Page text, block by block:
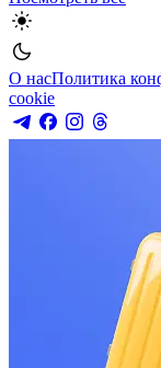
О насПолитика
cookie